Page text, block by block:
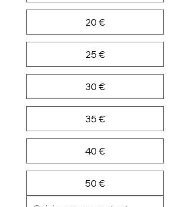
20 €
25 €
30 €
35 €
40 €
50 €